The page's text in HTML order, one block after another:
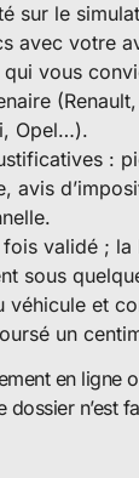
sur le
avec votre
vous
Opel…).
:
avis
validé ; la
sous
véhicule et
un
en ligne
n’est